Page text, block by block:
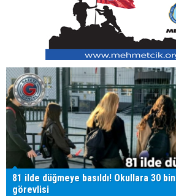
81 ilde düğmeye basıldı! Okullara 30
görevlisi